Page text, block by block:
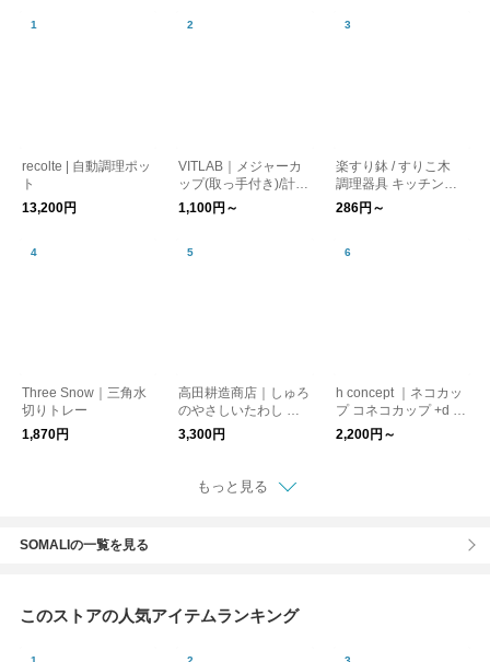
recolte | 自動調理ポッ
ト
13,200円
VITLAB｜メジャーカ
ップ(取っ手付き)/計量
カップ ドイツ製
1,100円～
楽すり鉢 / すりこ木
調理器具 キッチン用
品
286円～
Three Snow｜三角水
切りトレー
1,870円
高田耕造商店｜しゅろ
のやさしいたわし さ
さら 紐つき 大
3,300円
h concept ｜ネコカッ
プ コネコカップ +d 猫
動物
2,200円～
もっと見る
SOMALIの一覧を見る
このストアの人気アイテムランキング